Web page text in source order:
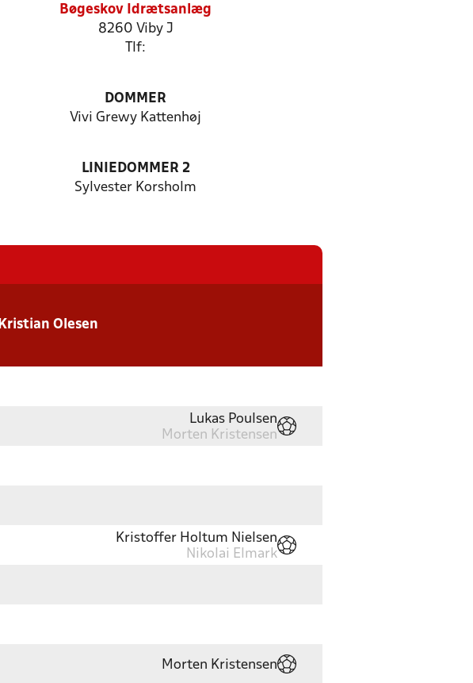
Bøgeskov Idrætsanlæg
8260 Viby J
Tlf:
DOMMER
Vivi Grewy Kattenhøj
LINIEDOMMER 2
Sylvester Korsholm
Kristian Olesen
Lukas Poulsen
Morten Kristensen
Kristoffer Holtum Nielsen
Nikolai Elmark
Morten Kristensen